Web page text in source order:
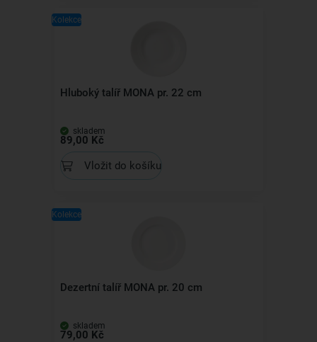
Kolekce
Hluboký talíř MONA pr. 22 cm
skladem
89,00 Kč
Vložit do košíku
Kolekce
Dezertní talíř MONA pr. 20 cm
skladem
79,00 Kč